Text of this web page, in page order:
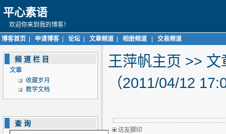
平心素语
欢迎你来到我的博客！
博客首页
申请博客 论坛 文章频道 相册频道 交易频道
频道栏目
文章
收藏岁月
教学文档
查询
王萍帆主页 >> 文
（2011/04/12
访友脚印